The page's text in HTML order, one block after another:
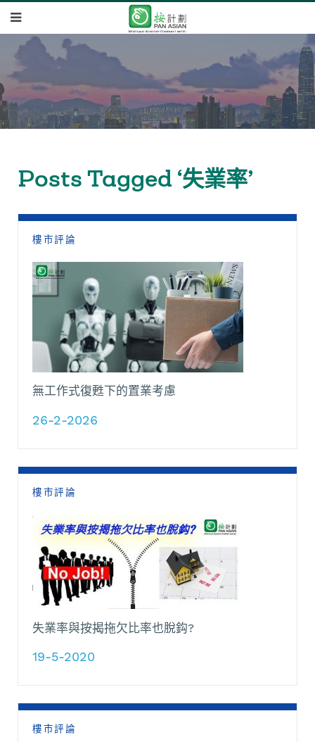
Posts Tagged ‘失業率’
樓市評論
無工作式復甦下的置業考慮
26-2-2026
樓市評論
失業率與按揭拖欠比率也脫鈎?
19-5-2020
樓市評論